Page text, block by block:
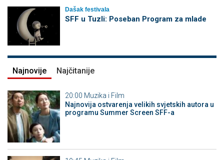
Dašak festivala
SFF u Tuzli: Poseban Program za mlade
Najnovije Najčitanije
20:00 Muzika i Film
Najnovija ostvarenja velikih svjetskih autora u
programu Summer Screen SFF-a